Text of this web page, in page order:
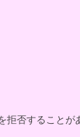
拒否することが